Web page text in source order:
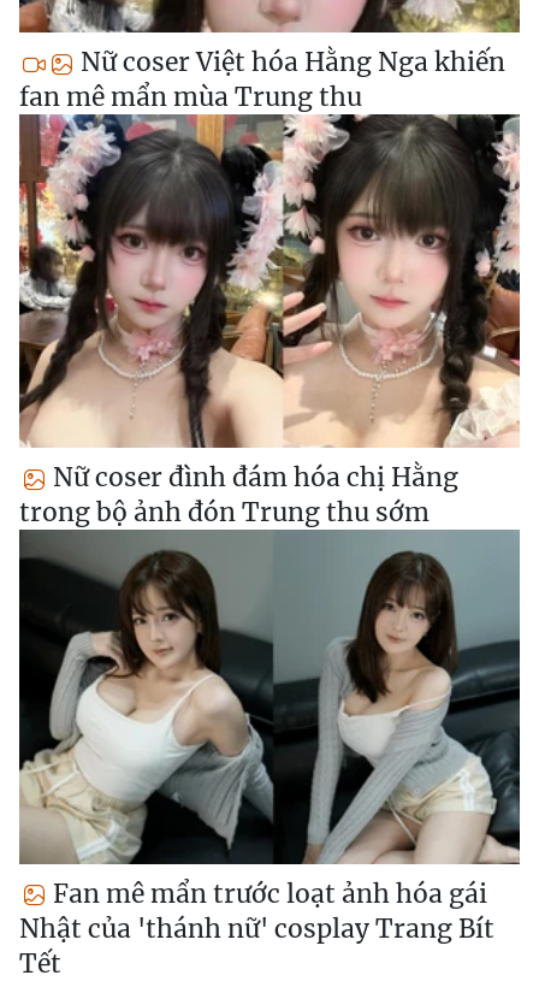
Nữ coser Việt hóa Hằng Nga khiến
fan mê mẩn mùa Trung thu
Nữ coser đình đám hóa chị Hằng
trong bộ ảnh đón Trung thu sớm
Fan mê mẩn trước loạt ảnh hóa gái
Nhật của 'thánh nữ' cosplay Trang Bít
Tết